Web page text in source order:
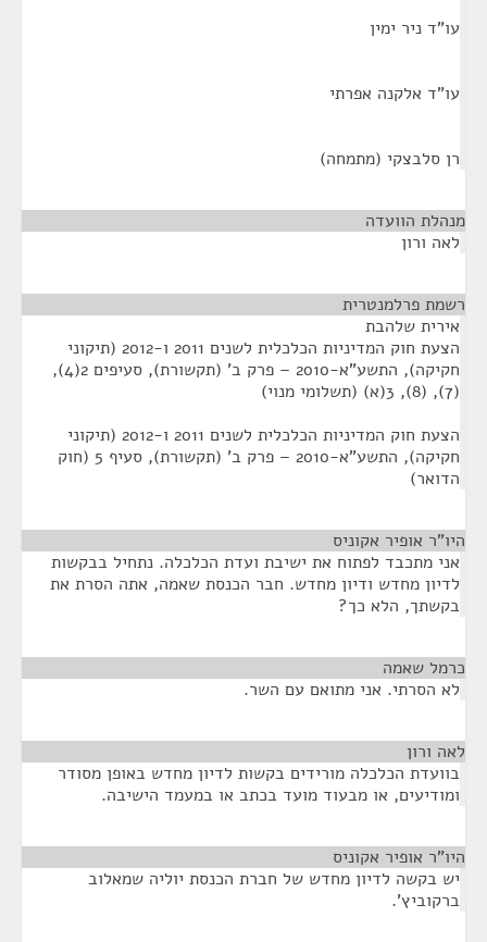
עו"ד ניר ימין
עו"ד אלקנה אפרתי
רן סלבצקי (מתמחה)
מנהלת הוועדה
לאה ורון
רשמת פרלמנטרית
אירית שלהבת
הצעת חוק המדיניות הכלכלית לשנים 2011 ו-2012 (תיקוני
חקיקה), התשע"א-2010 – פרק ב' (תקשורת), סעיפים 2(4),
(7), (8), 3(א) (תשלומי מנוי)
הצעת חוק המדיניות הכלכלית לשנים 2011 ו-2012 (תיקוני
חקיקה), התשע"א-2010 – פרק ב' (תקשורת), סעיף 5 (חוק
הדואר)
היו"ר אופיר אקוניס
אני מתכבד לפתוח את ישיבת ועדת הכלכלה. נתחיל בבקשות
לדיון מחדש ודיון מחדש. חבר הכנסת שאמה, אתה הסרת את
בקשתך, הלא כך?
כרמל שאמה
לא הסרתי. אני מתואם עם השר.
לאה ורון
בוועדת הכלכלה מורידים בקשות לדיון מחדש באופן מסודר
ומודיעים, או מבעוד מועד בכתב או במעמד הישיבה.
היו"ר אופיר אקוניס
יש בקשה לדיון מחדש של חברת הכנסת יוליה שמאלוב
ברקוביץ'.